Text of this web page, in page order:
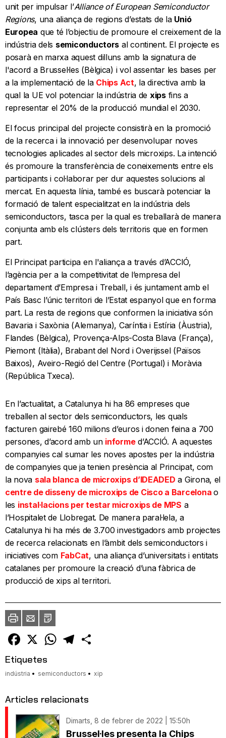
unit per impulsar l’Alliance of European Semiconductor
Regions, una aliança de regions d’estats de la Unió
Europea que té l’objectiu de promoure el creixement de la
indústria dels semiconductors al continent. El projecte es
posarà en marxa aquest dilluns amb la signatura de
l'acord a Brussel·les (Bèlgica) i vol assentar les bases per
a la implementació de la Chips Act, la directiva amb la
qual la UE vol potenciar la indústria de xipsfins a
representar el 20% de la producció mundial el 2030.
El focus principal del projecte consistirà en la promoció
de la recerca i la innovació per desenvolupar noves
tecnologies aplicades al sector dels microxips. La intenció
és promoure la transferència de coneixements entre els
participants i col·laborar per dur aquestes solucions al
mercat. En aquesta línia, també es buscarà potenciar la
formació de talent especialitzat en la indústria dels
semiconductors, tasca per la qual es treballarà de manera
conjunta amb els clústers dels territoris que en formen
part.
El Principat participa en l'aliança a través d’ACCIÓ,
l’agència per a la competitivitat de l’empresa del
departament d’Empresa i Treball, i és juntament amb el
País Basc l’únic territori de l’Estat espanyol que en forma
part. La resta de regions que conformen la iniciativa són
Bavaria i Saxònia (Alemanya), Caríntia i Estíria (Àustria),
Flandes (Bèlgica), Provença-Alps-Costa Blava (França),
Piemont (Itàlia), Brabant del Nord i Overijssel (Països
Baixos), Aveiro-Regió del Centre (Portugal) i Moràvia
(República Txeca).
En l’actualitat, a Catalunya hi ha 86 empreses que
treballen al sector dels semiconductors, les quals
facturen gairebé 160 milions d’euros i donen feina a 700
persones, d’acord amb un informed’ACCIÓ. A aquestes
companyies cal sumar les noves apostes per la indústria
de companyies que ja tenien presència al Principat, com
la nova sala blanca de microxips d’IDEADED a Girona, el
centre de disseny de microxips de Cisco a Barcelona o
les instal·lacions per testar microxips de MPS a
l’Hospitalet de Llobregat. De manera paral·lela, a
Catalunya hi ha més de 3.700 investigadors amb projectes
de recerca relacionats en l’àmbit dels semiconductors i
iniciatives com FabCat, una aliança d’universitats i entitats
catalanes per promoure la creació d’una fàbrica de
producció de xips al territori.
ImprimirEnvia
un
amic
PDF
Facebook
X WhatsAppTelegram
Etiquetes
indústria semiconductors xip
Articles relacionats
Dimarts, 8 de febrer de 2022 | 15:50h
Brussel·les presenta la Chips